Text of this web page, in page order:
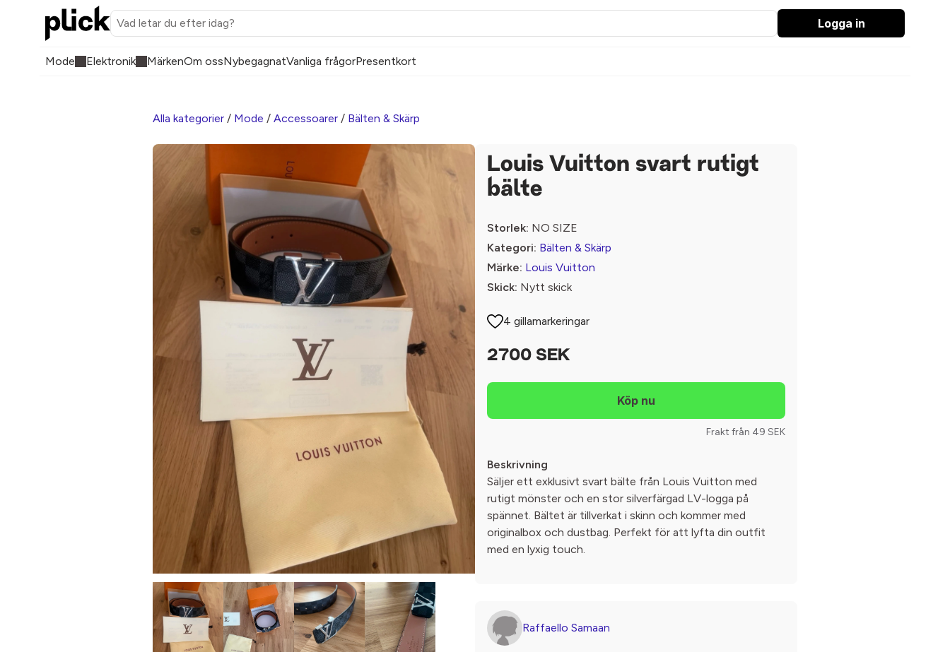
Logga in
Mode Elektronik MärkenOm ossNybegagnatVanliga frågorPresentkort
Alla kategorier / Mode / Accessoarer / Bälten & Skärp
Louis Vuitton svart rutigt
bälte
Storlek: NO SIZE
Kategori: Bälten & Skärp
Märke: Louis Vuitton
Skick: Nytt skick
4 gillamarkeringar
2700 SEK
Frakt från 49 SEK
Beskrivning
Säljer ett exklusivt svart bälte från Louis Vuitton med
rutigt mönster och en stor silverfärgad LV-logga på
spännet. Bältet är tillverkat i skinn och kommer med
originalbox och dustbag. Perfekt för att lyfta din outfit
med en lyxig touch.
Raffaello Samaan